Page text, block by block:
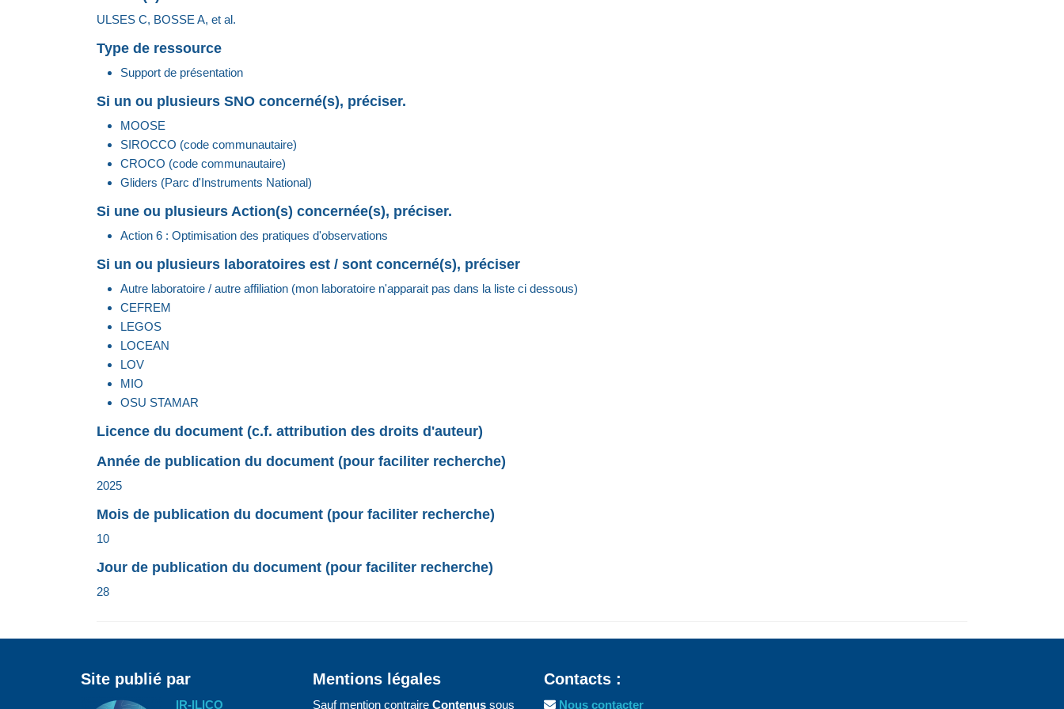
ULSES C, BOSSE A, et al.
Type de ressource
Support de présentation
Si un ou plusieurs SNO concerné(s), préciser.
MOOSE
SIROCCO (code communautaire)
CROCO (code communautaire)
Gliders (Parc d'Instruments National)
Si une ou plusieurs Action(s) concernée(s), préciser.
Action 6 : Optimisation des pratiques d'observations
Si un ou plusieurs laboratoires est / sont concerné(s), préciser
Autre laboratoire / autre affiliation (mon laboratoire n'apparait pas dans la liste ci dessous)
CEFREM
LEGOS
LOCEAN
LOV
MIO
OSU STAMAR
Licence du document (c.f. attribution des droits d'auteur)
Année de publication du document (pour faciliter recherche)
2025
Mois de publication du document (pour faciliter recherche)
10
Jour de publication du document (pour faciliter recherche)
28
Site publié par
IR-ILICO
Mentions légales
Sauf mention contraire Contenussous
Contacts :
Nous contacter